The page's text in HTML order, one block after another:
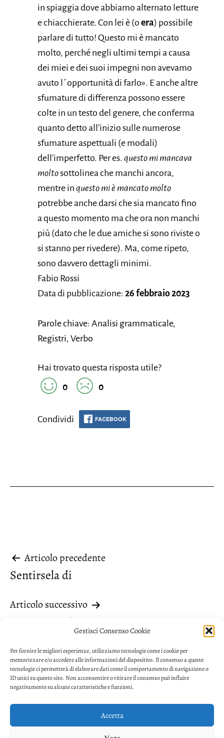
Gestisci Consenso Cookie
Per fornire le migliori esperienze, utilizziamo tecnologie come i cookie per
memorizzare e/o accedere alle informazioni del dispositivo. Il consenso a queste
tecnologie ci permetterà di elaborare dati come il comportamento di navigazione o
ID unici su questo sito. Non acconsentire o ritirare il consenso può influire
negativamente su alcune caratteristiche e funzioni.
Accetta
in spiaggia dove abbiamo alternato letture
e chiacchierate. Con lei è (o era) possibile
parlare di tutto! Questo mi è mancato
molto, perché negli ultimi tempi a causa
dei miei e dei suoi impegni non avevamo
avuto l´opportunità di farlo». E anche altre
sfumature di differenza possono essere
colte in un testo del genere, che conferma
quanto detto all’inizio sulle numerose
sfumature aspettuali (e modali)
dell’imperfetto. Per es. questo mi mancava
moltosottolinea che manchi ancora,
mentre in questo mi è mancato molto
potrebbe anche darsi che sia mancato fino
a questo momento ma che ora non manchi
più (dato che le due amiche si sono riviste o
si stanno per rivedere). Ma, come ripeto,
sono davvero dettagli minimi.
Fabio Rossi
Data di pubblicazione: 26 febbraio 2023
Parole chiave: Analisi grammaticale,
Registri, Verbo
Hai trovato questa risposta utile?
0
0
Condividi FACEBOOK
Navigazione
articoli
Articolo precedente
Sentirsela di
Articolo successivo
Pronome cui